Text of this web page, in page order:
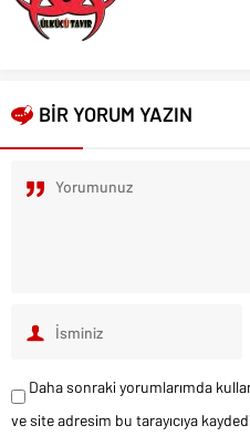
BİR YORUM YAZIN
Daha sonraki yorumlarımda
ve site adresim bu tarayıcıya